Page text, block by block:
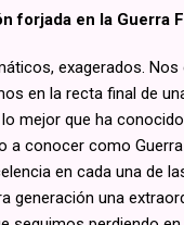
forjada en la Guerra
exagerados. Nos
en la recta final de
mejor que ha
a conocer como Guerra
en cada una de
generación una